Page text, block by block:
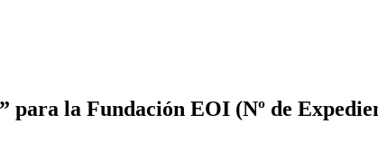
la Fundación EOI (Nº de